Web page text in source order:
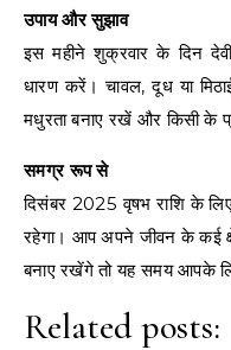
उपाय और सुझाव
इस महीने शुक्रवार के दिन
धारण करें। चावल, दूध या
मधुरता बनाए रखें और किसी के
समग्र रूप से
दिसंबर 2025 वृषभ राशि के
रहेगा। आप अपने जीवन के कई
बनाए रखेंगे तो यह समय आपके
Related posts: